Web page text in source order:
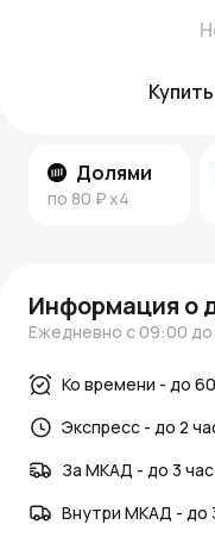
Долями
по 80 ₽x4
Информация о
Ежедневно с 09:00
Ко времени - до
Экспресс - до 2
За МКАД - до 3
Внутри МКАД - до